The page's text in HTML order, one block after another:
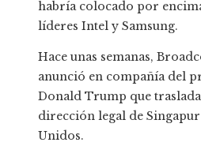
habría colocado por
líderes Intel y Samsung.
Hace unas semanas,
anunció en compañía del
Donald Trump que
dirección legal de Singapur
Unidos.